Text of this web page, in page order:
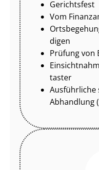
Gerichtsfest
Vom
di­gen
Prüfung von
tas­ter
Ausführliche
Abhandlung